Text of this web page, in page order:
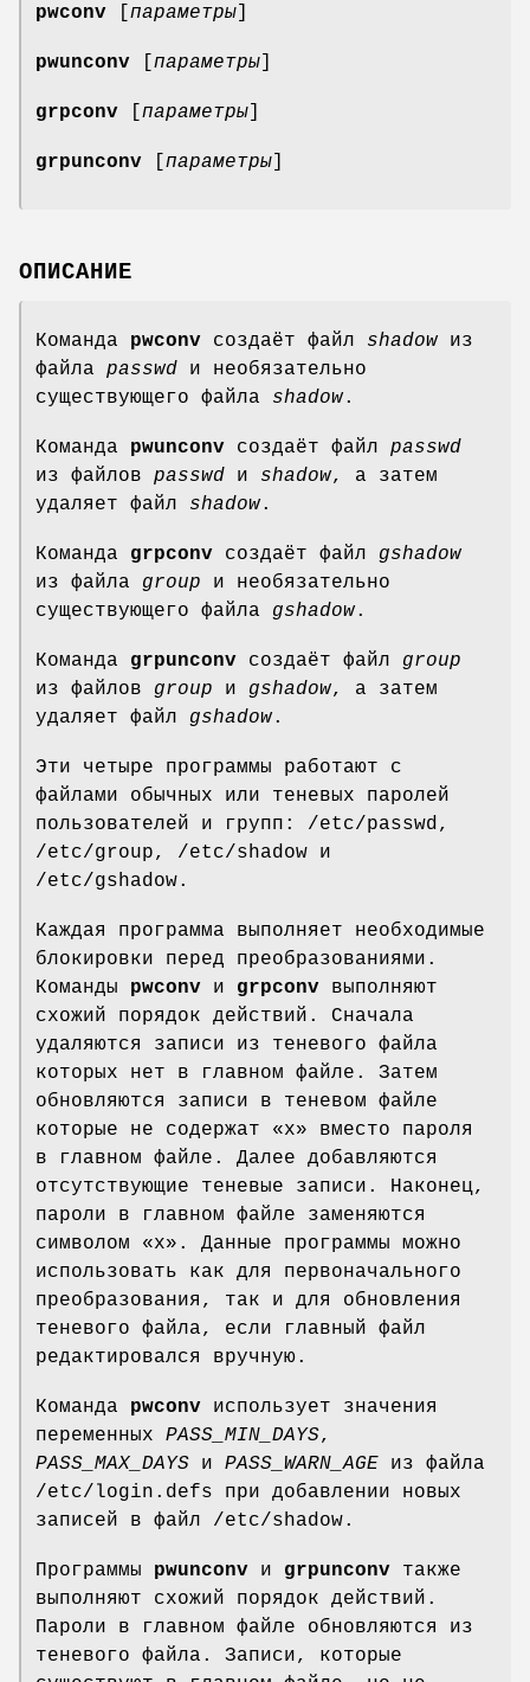
pwconv параметры
pwunconv параметры
grpconv параметры
grpunconv параметры
ОПИСАНИЕ
Команда pwconv создаёт файл shadow из
файла passwd и необязательно
существующего файла shadow.
Команда pwunconv создаёт файл passwd
из файлов passwd и shadow, а затем
удаляет файл shadow.
Команда grpconv создаёт файл gshadow
из файла group и необязательно
существующего файла gshadow.
Команда grpunconv создаёт файл group
из файлов group и gshadow, а затем
удаляет файл gshadow.
Эти четыре программы работают с
файлами обычных или теневых паролей
пользователей и групп: /etc/passwd,
/etc/group, /etc/shadow и
/etc/gshadow.
Каждая программа выполняет необходимые
блокировки перед преобразованиями.
Команды pwconv и grpconv выполняют
схожий порядок действий. Сначала
удаляются записи из теневого файла
которых нет в главном файле. Затем
обновляются записи в теневом файле
которые не содержат «x» вместо пароля
в главном файле. Далее добавляются
отсутствующие теневые записи. Наконец,
пароли в главном файле заменяются
символом «x». Данные программы можно
использовать как для первоначального
преобразования, так и для обновления
теневого файла, если главный файл
редактировался вручную.
Команда pwconv использует значения
переменных PASS_MIN_DAYS,
PASS_MAX_DAYS и PASS_WARN_AGE из файла
/etc/login.defs при добавлении новых
записей в файл /etc/shadow.
Программы pwunconv и grpunconv также
выполняют схожий порядок действий.
Пароли в главном файле обновляются из
теневого файла. Записи, которые